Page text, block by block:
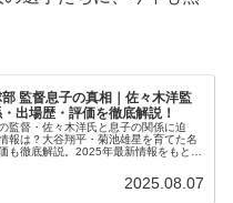
監督息子の真相｜佐々木洋監
出場歴・評価を徹底解説！
監督・佐々木洋氏と息子の関係に迫
報は？大谷翔平・菊池雄星を育てた名
も徹底解説。2025年最新情報をもとに
2025.08.07